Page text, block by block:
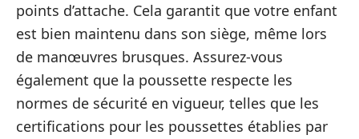
points d’attache. Cela garantit que votre enfant
est bien maintenu dans son siège, même lors
de manœuvres brusques. Assurez-vous
également que la poussette respecte les
normes de sécurité en vigueur, telles que les
certifications pour les poussettes établies par